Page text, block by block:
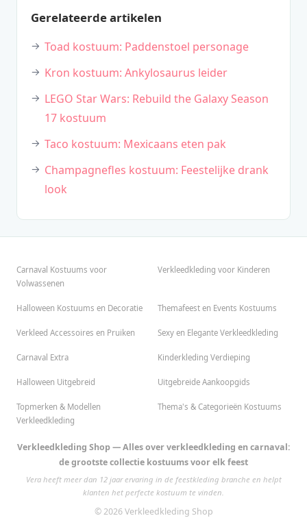
Gerelateerde artikelen
Toad kostuum: Paddenstoel personage
Kron kostuum: Ankylosaurus leider
LEGO Star Wars: Rebuild the Galaxy Season
17 kostuum
Taco kostuum: Mexicaans eten pak
Champagnefles kostuum: Feestelijke drank
look
Carnaval Kostuums voor
Volwassenen
Verkleedkleding voor Kinderen
Halloween Kostuums en Decoratie Themafeest en Events Kostuums
Verkleed Accessoires en Pruiken Sexy en Elegante Verkleedkleding
Carnaval Extra Kinderkleding Verdieping
Halloween Uitgebreid Uitgebreide Aankoopgids
Topmerken & Modellen
Verkleedkleding
Thema's & Categorieën Kostuums
Verkleedkleding Shop — Alles over verkleedkleding en carnaval:
de grootste collectie kostuums voor elk feest
Vera heeft meer dan 12 jaar ervaring in de feestkleding branche en helpt
klanten het perfecte kostuum te vinden.
© 2026 Verkleedkleding Shop